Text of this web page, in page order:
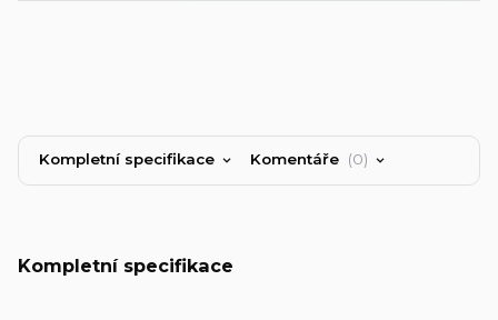
Kompletní specifikace Komentáře 0
Kompletní specifikace